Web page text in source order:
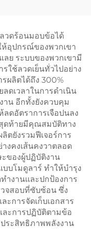
วดร้อนมอบข้อได้
ห้อุปกรณ์ของพวกเขา
ย ระบบของพวกเขามี
ใช้ลวดเย็นทั่วไปอย่าง
ผลิตได้ถึง 300%
ดเวลาในการดำเนิน
าน อีกทั้งยังควบคุม
ดอัตราการเจือปนลง
ดท้ายมีคุณสมบัติทาง
ตยังรวมฟีเจอร์การ
คงเส้นคงวาตลอด
ของผู้ปฏิบัติงาน
บโมดูลาร์ ทำให้บำรุง
ำงานและปกป้องการ
จสอบที่ซับซ้อน ซึ่ง
ะการจัดเก็บเอกสาร
ะการปฏิบัติตามข้อ
ระสิทธิภาพพลังงาน